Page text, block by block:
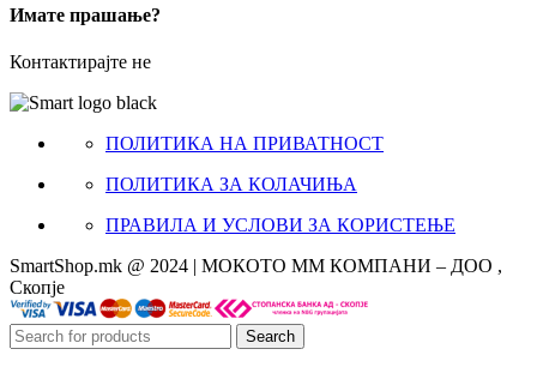
Имате прашање?
Контактирајте не
ПОЛИТИКА НА ПРИВАТНОСТ
ПОЛИТИКА ЗА КОЛАЧИЊА
ПРАВИЛА И УСЛОВИ ЗА КОРИСТЕЊЕ
SmartShop.mk @ 2024 | МОКОТО ММ КОМПАНИ – ДОО ,
Скопје
Search